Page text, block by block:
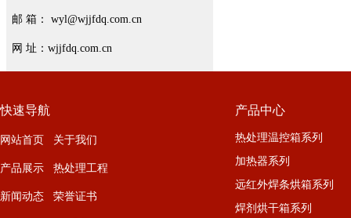
邮 箱： wyl@wjjfdq.com.cn
网 址：wjjfdq.com.cn
快速导航
网站首页 关于我们
产品展示 热处理工程
新闻动态 荣誉证书
产品中心
热处理温控箱系列
加热器系列
远红外焊条烘箱系列
焊剂烘干箱系列